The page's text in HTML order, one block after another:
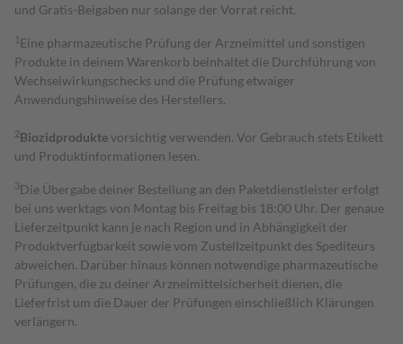
und Gratis-Beigaben nur solange der Vorrat reicht.
1 Eine pharmazeutische Prüfung der Arzneimittel und sonstigen
Produkte in deinem Warenkorb beinhaltet die Durchführung von
Wechselwirkungschecks und die Prüfung etwaiger
Anwendungshinweise des Herstellers.
2Biozidproduktevorsichtig verwenden. Vor Gebrauch stets Etikett
und Produktinformationen lesen.
3Die Übergabe deiner Bestellung an den Paketdienstleister erfolgt
bei uns werktags von Montag bis Freitag bis 18:00 Uhr. Der genaue
Lieferzeitpunkt kann je nach Region und in Abhängigkeit der
Produktverfügbarkeit sowie vom Zustellzeitpunkt des Spediteurs
abweichen. Darüber hinaus können notwendige pharmazeutische
Prüfungen, die zu deiner Arzneimittelsicherheit dienen, die
Lieferfrist um die Dauer der Prüfungen einschließlich Klärungen
verlängern.